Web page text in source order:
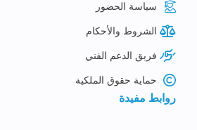
سياسة الحضور
الشروط والأحكام
فريق الدعم الفني
حماية حقوق الملكية
روابط مفيدة